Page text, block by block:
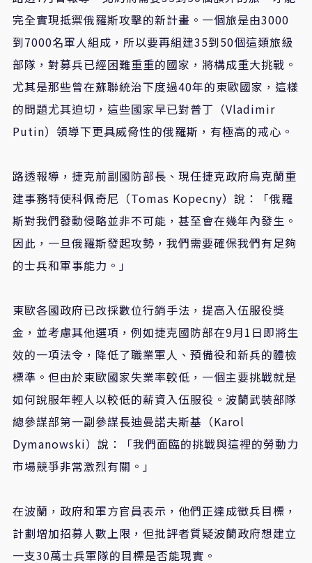
完全實現抵禦俄羅斯攻擊的新計畫。一個旅是由3000
到7000名軍人組成，所以要再組建35到50個這類旅級
部隊，對募兵已經困難重重的國家，將構成重大挑戰。
尤其是那些曾在蘇聯統治下度過40年的東歐國家，這樣
的問題尤其迫切，這些國家早已對普丁（Vladimir
Putin）領導下更具威脅性的俄羅斯，有極高的戒心。
路透報導，捷克前副國防部長、現任捷克政府烏克蘭重
建事務特使科佩奇尼（Tomas Kopecny）說：「俄羅
斯對我們發動侵略並非不可能，甚至會在幾年內發生。
因此，一旦俄羅斯發起攻勢，我們需要確保我們有足夠
的士兵和軍事能力。」
東歐各國政府已改採數位行銷手法，提高入伍服役獎
金，並考慮其他選項，例如捷克國防部在9月1日即將生
效的一項法令，降低了職業軍人、預備役和新兵的體檢
標準。但由於東歐國家失業率較低，一個主要挑戰就是
如何說服年輕人以較低的薪資入伍服役。波蘭武裝部隊
總參謀部第一副參謀長迪曼諾夫斯基（Karol
Dymanowski）說：「我們面臨的挑戰與這裡的勞動力
市場競爭非常激烈有關。」
在波蘭，政府和軍方官員表示，他們正達成徵兵目標，
計劃增加招募人數上限，但批評者質疑波蘭政府想建立
一支30萬士兵軍隊的目標是否能現實。